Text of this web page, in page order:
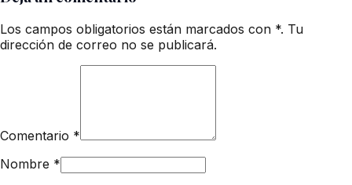
Los campos obligatorios están marcados con *. Tu
dirección de correo no se publicará.
Comentario *
Nombre *